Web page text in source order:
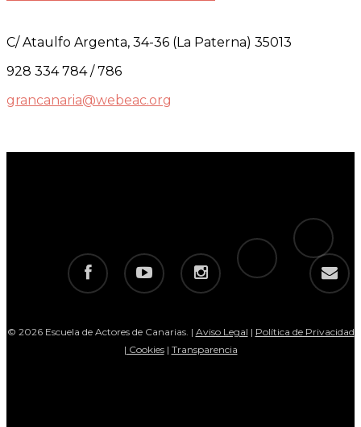
C/ Ataulfo Argenta, 34-36 (La Paterna) 35013
928 334 784 / 786
grancanaria@webeac.org
facebook youtube instagram
telegram
tiktok
email
© 2026 Escuela de Actores de Canarias. | Aviso Legal | Política de Privacidad
| Cookies| Transparencia